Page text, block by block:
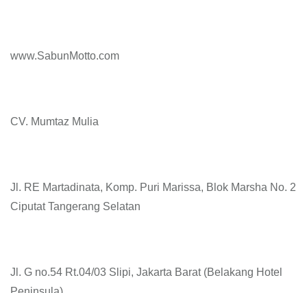
www.SabunMotto.com
CV. Mumtaz Mulia
Jl. RE Martadinata, Komp. Puri Marissa, Blok Marsha No. 2
Ciputat Tangerang Selatan
Jl. G no.54 Rt.04/03 Slipi, Jakarta Barat (Belakang Hotel